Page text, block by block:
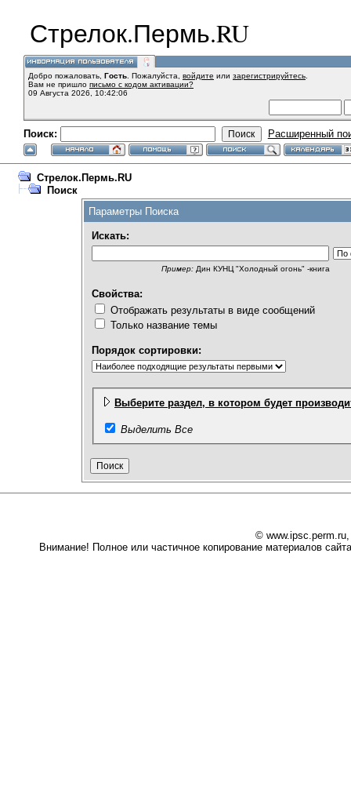
Стрелок.Пермь.RU
Добро пожаловать, Гость . Пожалуйста, войдите или зарегистрируйтесь
Вам не пришло письмо с кодом активации?
09 Августа 2026, 10:42:06
Поиск: Расширенный
Стрелок.Пермь.RU
Поиск
Параметры Поиска
Искать:
Пример: Дин КУНЦ "Холодный огонь" -книга
Свойства:
Отображать результаты в виде сообщений
Только название темы
Порядок сортировки:
Выберите раздел, в котором будет
Выделить Все
©
Внимание! Полное или частичное копирование материалов